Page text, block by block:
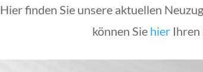
Hier finden Sie unsere aktuellen
können Sie hier Ihren